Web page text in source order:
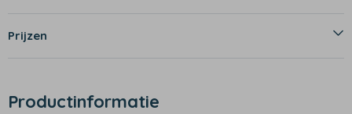
Prijzen
Productinformatie